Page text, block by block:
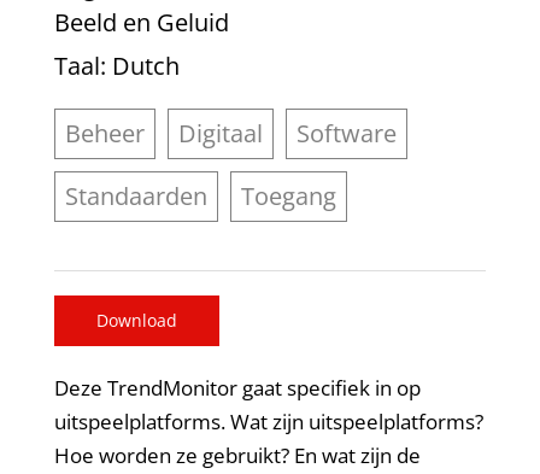
Beeld en Geluid
Taal: Dutch
Beheer Digitaal
Software
Standaarden
Toegang
Download
Deze TrendMonitor gaat specifiek in op
uitspeelplatforms. Wat zijn uitspeelplatforms?
Hoe worden ze gebruikt? En wat zijn de